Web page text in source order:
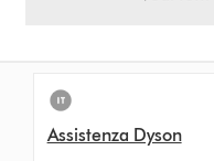
Assistenza Dyson